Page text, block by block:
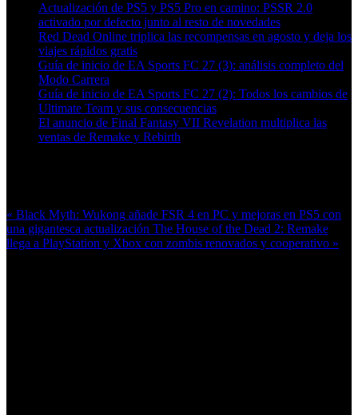
Actualización de PS5 y PS5 Pro en camino: PSSR 2.0
activado por defecto junto al resto de novedades
Red Dead Online triplica las recompensas en agosto y deja los
viajes rápidos gratis
Guía de inicio de EA Sports FC 27 (3): análisis completo del
Modo Carrera
Guía de inicio de EA Sports FC 27 (2): Todos los cambios de
Ultimate Team y sus consecuencias
El anuncio de Final Fantasy VII Revelation multiplica las
ventas de Remake y Rebirth
« Black Myth: Wukong añade FSR 4 en PC y mejoras en PS5 con
una gigantesca actualización The House of the Dead 2: Remake
llega a PlayStation y Xbox con zombis renovados y cooperativo »